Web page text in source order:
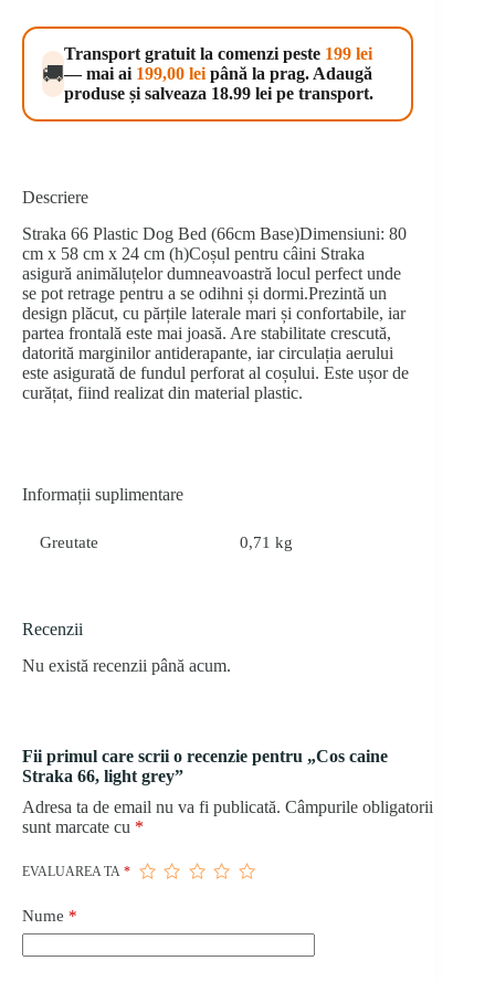
66,
light
grey🚚
Transport gratuit la comenzi peste 199 lei
— mai ai 199,00 lei până la prag. Adaugă
produse și salveaza 18.99 lei pe transport.
Descriere
Straka 66 Plastic Dog Bed (66cm Base)Dimensiuni: 80
cm x 58 cm x 24 cm (h)Coșul pentru câini Straka
asigură animăluțelor dumneavoastră locul perfect unde
se pot retrage pentru a se odihni și dormi.Prezintă un
design plăcut, cu părțile laterale mari și confortabile, iar
partea frontală este mai joasă. Are stabilitate crescută,
datorită marginilor antiderapante, iar circulația aerului
este asigurată de fundul perforat al coșului. Este ușor de
curățat, fiind realizat din material plastic.
Informații suplimentare
Greutate 0,71 kg
Recenzii
Nu există recenzii până acum.
Fii primul care scrii o recenzie pentru „Cos caine
Straka 66, light grey”
Adresa ta de email nu va fi publicată. Câmpurile obligatorii
sunt marcate cu *
EVALUAREA TA *
Nume *